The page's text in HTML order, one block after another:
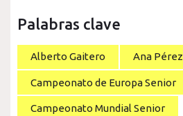
Palabras clave
Alberto Gaitero Ana Pérez
Campeonato de Europa Senior
Campeonato Mundial Senior